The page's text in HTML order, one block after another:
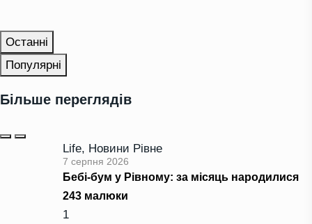
Останні
Популярні
Більше переглядів
Life, Новини Рівне
7 серпня 2026
Бебі-бум у Рівному: за місяць народилися
243 малюки
1